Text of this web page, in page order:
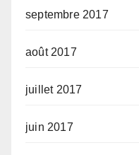
septembre 2017
août 2017
juillet 2017
juin 2017